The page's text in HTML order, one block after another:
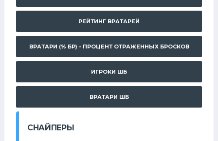
РЕЙТИНГ ВРАТАРЕЙ
ВРАТАРИ (% БР) - ПРОЦЕНТ ОТРАЖЕННЫХ БРОСКОВ
ИГРОКИ ШБ
ВРАТАРИ ШБ
СНАЙПЕРЫ